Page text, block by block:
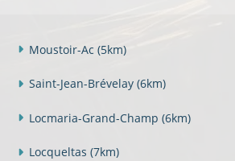
Moustoir-Ac (5km)
Saint-Jean-Brévelay (6km)
Locmaria-Grand-Champ (6km)
Locqueltas (7km)